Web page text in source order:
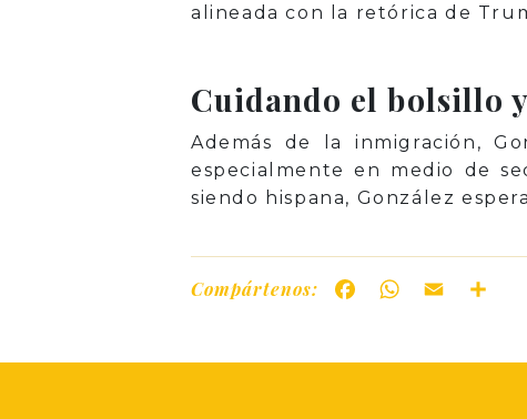
alineada con la retórica de
Cuidando el bolsillo
Además de la inmigración,
especialmente en medio de
siendo hispana, González
Compártenos: FacebookWhatsApp
Email